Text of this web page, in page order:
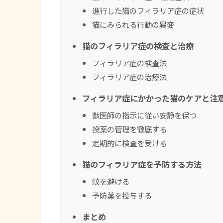
進行した猫のフィラリア症の症状
猫にみられる行動の異変
猫のフィラリア症の検査と治療
フィラリア症の検査法
フィラリア症の治療法
フィラリア症にかかった猫のケアと注
獣医師の指示に従い安静を保つ
投薬の管理を徹底する
定期的に検査を受ける
猫のフィラリア症を予防する方法
蚊を避ける
予防薬を投与する
まとめ